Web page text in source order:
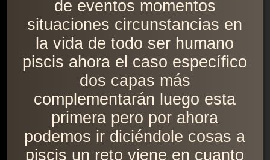
de eventos momentos
situaciones circunstancias en
la vida de todo ser humano
piscis ahora el caso específico
dos capas más
complementarán luego esta
primera pero por ahora
podemos ir diciéndole cosas a
piscis un reto viene en cuanto